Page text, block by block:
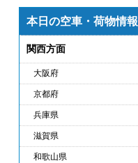
本日の空車・荷物情報
関西方面
大阪府
京都府
兵庫県
滋賀県
和歌山県